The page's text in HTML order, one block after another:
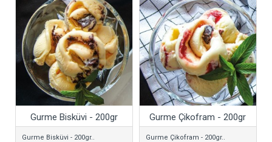
Gurme Bisküvi - 200gr
Gurme Bisküvi - 200gr..
Gurme Çikofram - 200gr
Gurme Çikofram - 200gr..